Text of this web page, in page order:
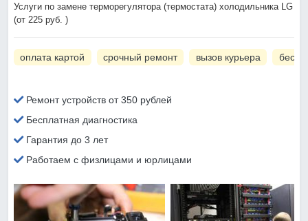
Услуги по замене терморегулятора (термостата) холодильника LG
(от 225 руб. )
оплата картой срочный ремонт вызов курьера
Ремонт устройств от 350 рублей
Бесплатная диагностика
Гарантия до 3 лет
Работаем с физлицами и юрлицами